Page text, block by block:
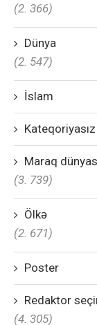
(2. 366)
Dünya
(2. 547)
İslam
Kateqoriyasız
Maraq
(3. 739)
Ölkə
(2. 671)
Poster
Redaktor
(4. 305)